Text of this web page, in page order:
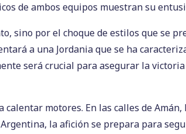
de ambos equipos muestran su
sino por el choque de estilos que se
a una Jordania que se ha
será crucial para asegurar la
motores. En las calles de Amán,
la afición se prepara para